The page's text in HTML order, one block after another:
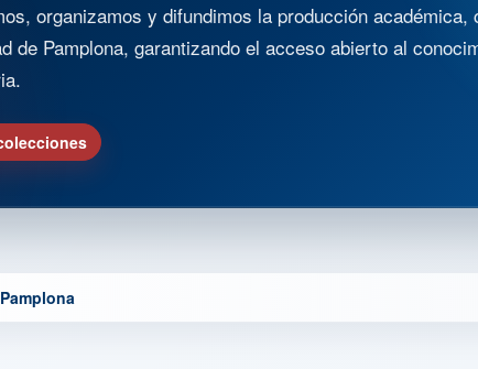
organizamos y difundimos la producción
de Pamplona, garantizando el acceso abierto al